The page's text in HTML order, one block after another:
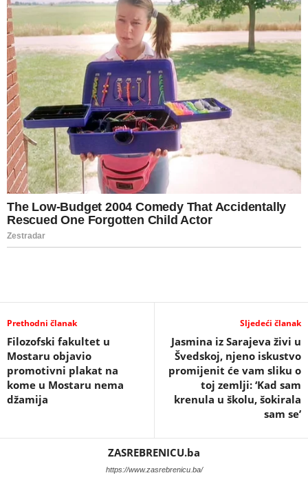
Prethodni članak
Filozofski fakultet u
Mostaru objavio
promotivni plakat na
kome u Mostaru nema
džamija
Sljedeći članak
Jasmina iz Sarajeva živi u
Švedskoj, njeno iskustvo
promijenit će vam sliku o
toj zemlji: ‘Kad sam
krenula u školu, šokirala
sam se’
ZASREBRENICU.ba
https://www.zasrebrenicu.ba/